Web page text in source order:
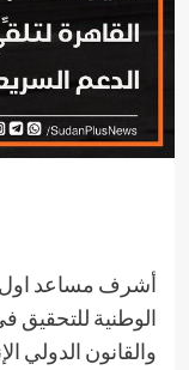
أشرف مساعد اول
الوطنية للتحقيق
والقانون الدولي